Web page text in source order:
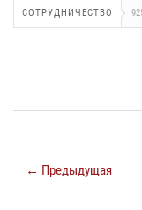
СОТРУДНИЧЕСТВО
← Предыдущая